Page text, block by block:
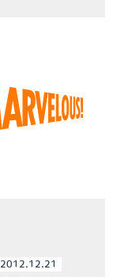
2012.12.21